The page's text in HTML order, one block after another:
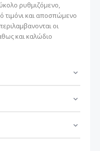
ρυθμιζόμενο,
τιμόνι και αποσπώμενο
οι
και καλώδιο